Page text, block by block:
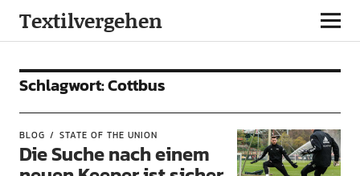
Textilvergehen
Schlagwort:Cottbus
BLOG STATE OF THE UNION
Die Suche nach einem